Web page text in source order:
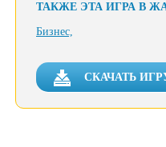
ТАКЖЕ ЭТА ИГРА В
Бизнес,
СКАЧАТЬ